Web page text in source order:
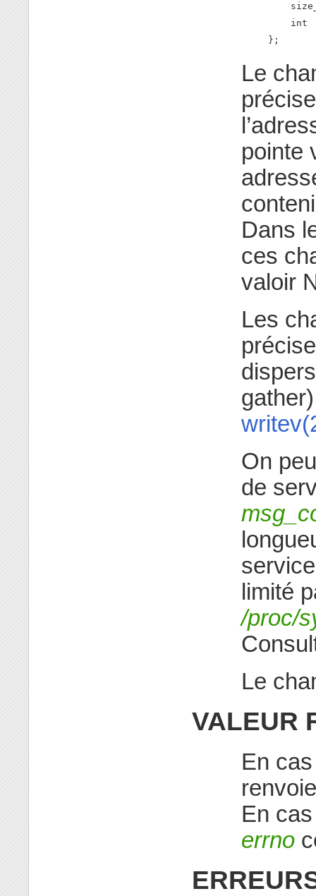
int
};
Le
pointe
Dans
ces
valoir
Les
On
de
limité
/proc/
Le
VALEUR
En
En
errno